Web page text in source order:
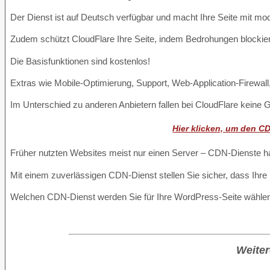
Der Dienst ist auf Deutsch verfügbar und macht Ihre Seite mit
Zudem schützt CloudFlare Ihre Seite, indem Bedrohungen
Die Basisfunktionen sind kostenlos!
Extras wie Mobile-Optimierung, Support, Web-Application-
Im Unterschied zu anderen Anbietern fallen bei CloudFlare
Hier klicken, um den
Früher nutzten Websites meist nur einen Server – CDN-Dienste
Mit einem zuverlässigen CDN-Dienst stellen Sie sicher, dass
Welchen CDN-Dienst werden Sie für Ihre WordPress-Seite